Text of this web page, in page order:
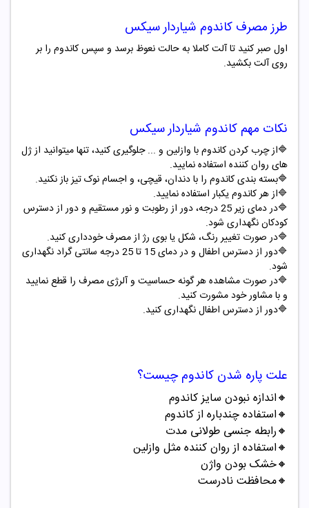
طرز مصرف کاندوم شیاردار سیکس
اول صبر کنید تا آلت کاملا به حالت نعوظ برسد و سپس کاندوم را بر
روی آلت بکشید.
نکات مهم کاندوم شیاردار سیکس
🔷از چرب کردن کاندوم با وازلین و ... جلوگیری کنید، تنها میتوانید از ژل
های روان کننده استفاده نمایید.
🔷بسته بندی کاندوم را با دندان، قیچی، و اجسام نوک تیز باز نکنید.
🔷از هر کاندوم یکبار استفاده نمایید.
🔷در دمای زیر 25 درجه، دور از رطوبت و نور مستقیم و دور از دسترس
کودکان نگهداری شود.
🔷در صورت تغییر رنگ، شکل یا بوی رژ از مصرف خودداری کنید.
🔷دور از دسترس اطفال و در دمای 15 تا 25 درجه سانتی گراد نگهداری
شود.
🔷در صورت مشاهده هر گونه حساسیت و آلرژی مصرف را قطع نمایید
و با مشاور خود مشورت کنید.
🔷دور از دسترس اطفال نگهداری کنید.
علت پاره شدن کاندوم چیست؟
🔸اندازه نبودن سایز کاندوم
🔸استفاده چندباره از کاندوم
🔸رابطه جنسی طولانی مدت
🔸استفاده از روان کننده مثل وازلین
🔸خشک بودن واژن
🔸محافظت نادرست